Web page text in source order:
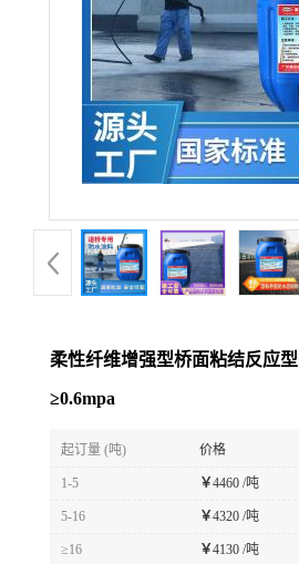
柔性纤维增强型桥面粘结反应
≥0.6mpa
起订量 (吨) 价格
1-5 ￥4460 /吨
5-16 ￥4320 /吨
≥16 ￥4130 /吨